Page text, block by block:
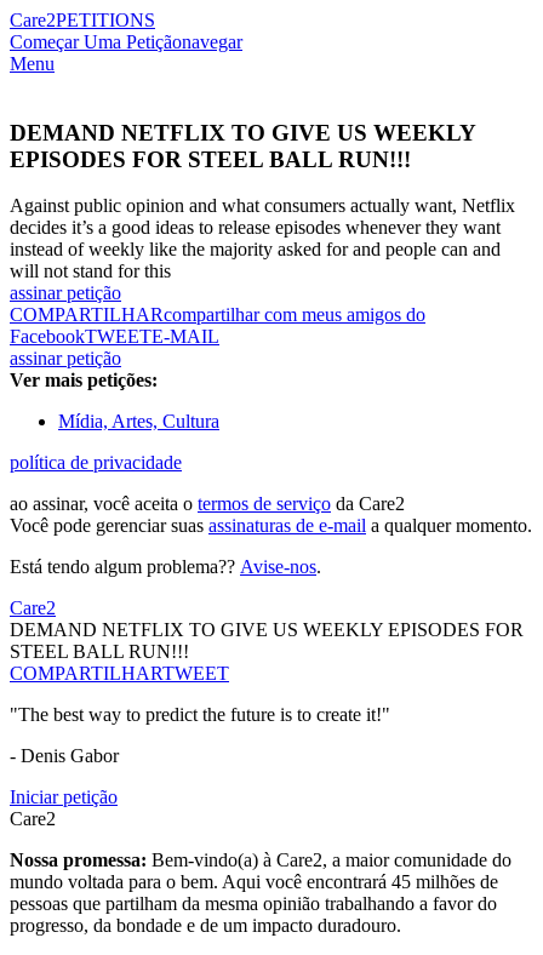
Care2PETITIONS
Começar Uma Petiçãonavegar
Menu
DEMAND NETFLIX TO GIVE US WEEKLY
EPISODES FOR STEEL BALL RUN!!!
Against public opinion and what consumers actually want, Netflix
decides it’s a good ideas to release episodes whenever they want
instead of weekly like the majority asked for and people can and
will not stand for this
assinar petição
COMPARTILHARcompartilhar com meus amigos do
FacebookTWEETE-MAIL
assinar petição
Ver mais petições:
Mídia, Artes, Cultura
política de privacidade
ao assinar, você aceita o termos de serviço da Care2
Você pode gerenciar suas assinaturas de e-mail a qualquer momento.
Está tendo algum problema?? Avise-nos.
Care2
DEMAND NETFLIX TO GIVE US WEEKLY EPISODES FOR
STEEL BALL RUN!!!
COMPARTILHARTWEET
"The best way to predict the future is to create it!"
- Denis Gabor
Iniciar petição
Care2
Nossa promessa: Bem-vindo(a) à Care2, a maior comunidade do
mundo voltada para o bem. Aqui você encontrará 45 milhões de
pessoas que partilham da mesma opinião trabalhando a favor do
progresso, da bondade e de um impacto duradouro.